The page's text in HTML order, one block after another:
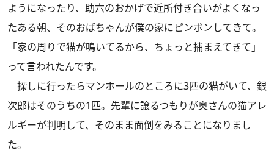
ようになったり、助六のおかげで近所付き合いがよくなっ
たある朝、そのおばちゃんが僕の家にピンポンしてきて。
「家の周りで猫が鳴いてるから、ちょっと捕まえてきて」
って言われたんです。
探しに行ったらマンホールのところに3匹の猫がいて、銀
次郎はそのうちの1匹。先輩に譲るつもりが奥さんの猫アレ
ルギーが判明して、そのまま面倒をみることになりまし
た。